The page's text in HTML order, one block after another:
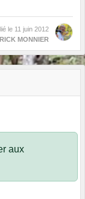
le 11 juin 2012
MONNIER
aux